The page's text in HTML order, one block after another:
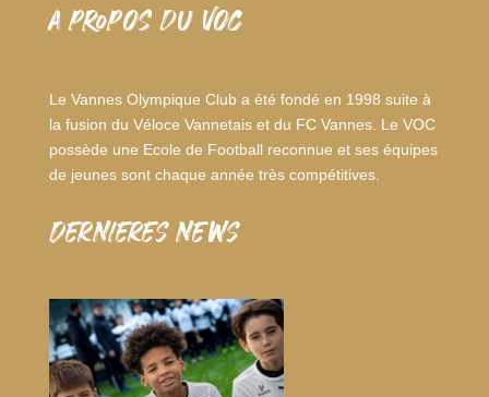
A PROPOS DU VOC
Le Vannes Olympique Club a été fondé en 1998 suite à
la fusion du Véloce Vannetais et du FC Vannes. Le VOC
possède une Ecole de Football reconnue et ses équipes
de jeunes sont chaque année très compétitives.
dernieres news